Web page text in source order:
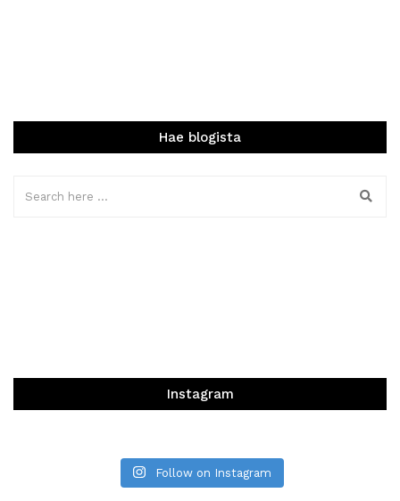
Hae blogista
Instagram
Follow on Instagram